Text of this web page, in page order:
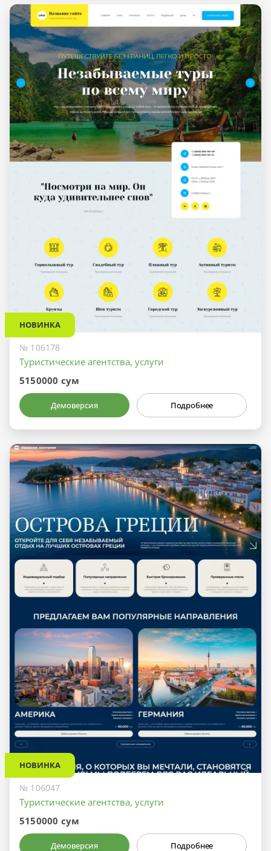
НОВИНКА
№ 106178
Туристические агентства, услуги
5150000 сум
Демоверсия Подробнее
НОВИНКА
№ 106047
Туристические агентства, услуги
5150000 сум
Демоверсия Подробнее